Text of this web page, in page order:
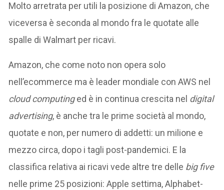
Molto arretrata per utili la posizione di Amazon, che
viceversa è seconda al mondo fra le quotate alle
spalle di Walmart per ricavi.
Amazon, che come noto non opera solo
nell’ecommerce ma è leader mondiale con AWS nel
cloud computinged è in continua crescita nel digital
advertising, è anche tra le prime società al mondo,
quotate e non, per numero di addetti: un milione e
mezzo circa, dopo i tagli post-pandemici. E la
classifica relativa ai ricavi vede altre tre delle big five
nelle prime 25 posizioni: Apple settima, Alphabet-